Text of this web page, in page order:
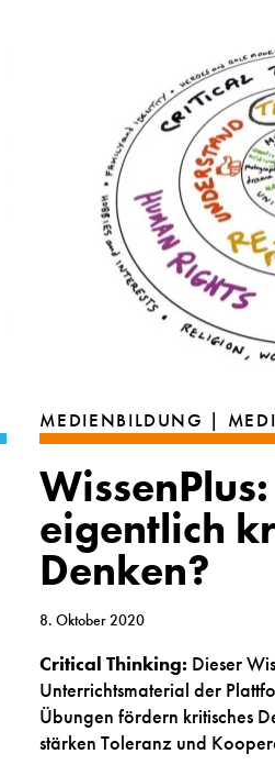
MEDIENBILDUNG |
eigentlich
Denken?
8. Oktober 2020
Critical Thinking: Dieser
Unterrichtsmaterial der
Übungen fördern kritisches
stärken Toleranz und